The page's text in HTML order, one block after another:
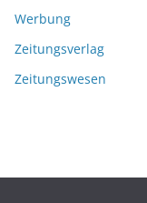
Werbung
Zeitungsverlag
Zeitungswesen